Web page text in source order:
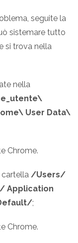
seguite la
sistemare tutto
si trova nella
nella
User Data\
Chrome.
cartella /Users/
Application
;
Chrome.